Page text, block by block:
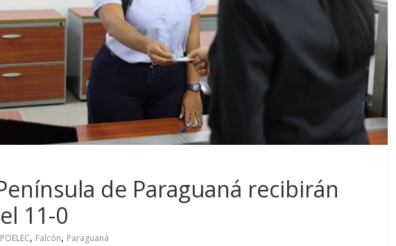
de Paraguaná recibirán
11-0
, Falcón, Paraguaná